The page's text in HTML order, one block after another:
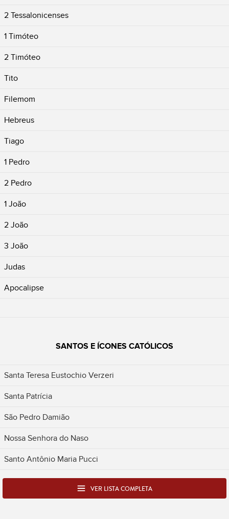
2 Tessalonicenses
1 Timóteo
2 Timóteo
Tito
Filemom
Hebreus
Tiago
1 Pedro
2 Pedro
1 João
2 João
3 João
Judas
Apocalipse
SANTOS E ÍCONES CATÓLICOS
Santa Teresa Eustochio Verzeri
Santa Patrícia
São Pedro Damião
Nossa Senhora do Naso
Santo Antônio Maria Pucci
VER LISTA COMPLETA